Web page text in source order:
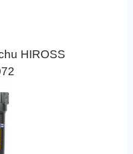
HIROSS